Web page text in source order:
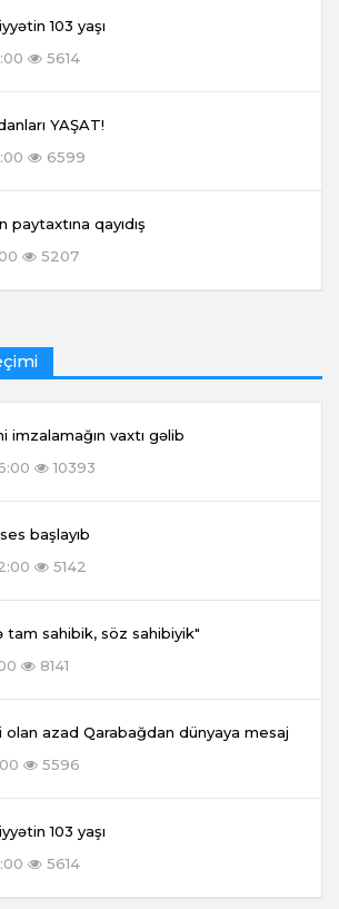
103 yaşı
5614
YAŞAT!
6599
paytaxtına qayıdış
5207
imzalamağın vaxtı gəlib
10393
başlayıb
5142
tam sahibik, söz sahibiyik"
8141
olan azad Qarabağdan dünyaya mesaj
5596
103 yaşı
5614